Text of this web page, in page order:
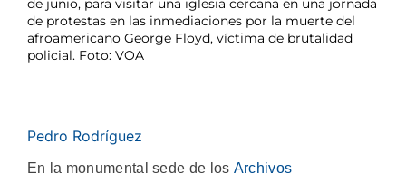
de junio, para visitar una iglesia cercana en una jornada
de protestas en las inmediaciones por la muerte del
afroamericano George Floyd, víctima de brutalidad
policial. Foto: VOA
Pedro Rodríguez
En la monumental sede de los Archivos